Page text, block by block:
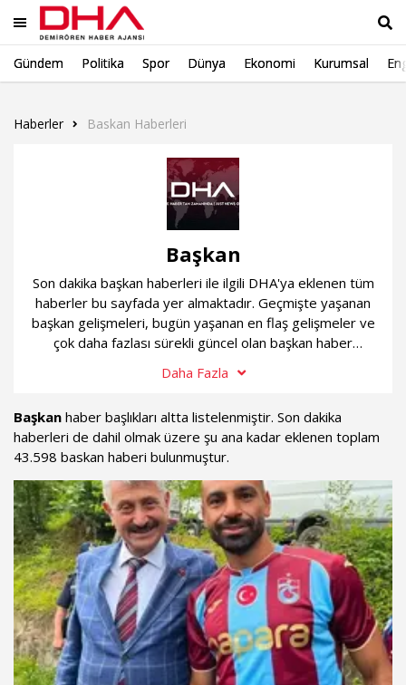
Gündem Politika Spor Dünya Ekonomi Kurumsal
Haberler Baskan Haberleri
Başkan
Son dakika başkan haberleri ile ilgili DHA'ya eklenen tüm
haberler bu sayfada yer almaktadır. Geçmişte yaşanan
başkan gelişmeleri, bugün yaşanan en flaş gelişmeler ve
çok daha fazlası sürekli güncel olan başkan haber
Daha Fazla
Başkan haber başlıkları altta listelenmiştir. Son dakika
haberleri de dahil olmak üzere şu ana kadar eklenen toplam
43.598 baskan haberi bulunmuştur.